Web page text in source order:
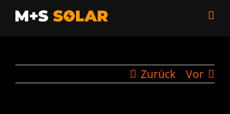
Zum
Inhalt
Zurück Vor